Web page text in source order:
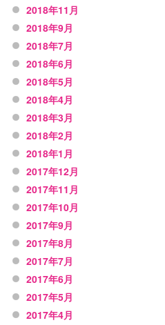
2018年11月
2018年9月
2018年7月
2018年6月
2018年5月
2018年4月
2018年3月
2018年2月
2018年1月
2017年12月
2017年11月
2017年10月
2017年9月
2017年8月
2017年7月
2017年6月
2017年5月
2017年4月